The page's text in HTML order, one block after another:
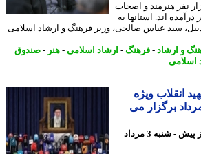
بیش از 8 هزار نفر هنرمند و اصحاب
اند. استانها به
سید عباس صالحی، وزیر فرهنگ و ارشاد اسلامی
ارشاد -فرهنگ -ارشاد اسلامی-هنر-صندوق
ویژه
4 مرداد برگزار می
15 روز پیش - شنبه 3 مرداد